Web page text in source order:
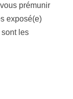
prémunir
exposé(e)
les